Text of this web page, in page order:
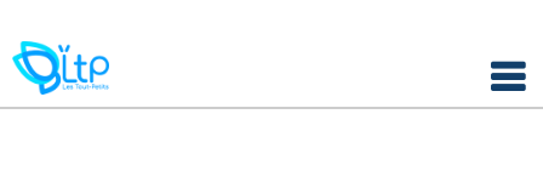
Skip
to